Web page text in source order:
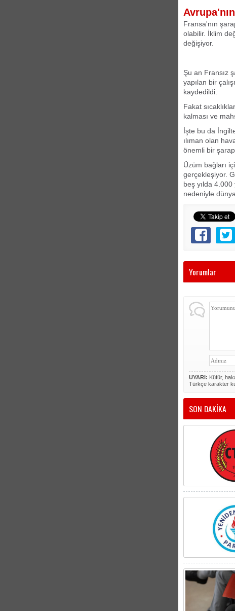
Fransa'nın
olabilir. İklim
değişiyor.
Şu an Fransız
yapılan bir
kaydedildi.
Fakat
kalması ve
İşte bu da
ılıman olan
önemli bir
Üzüm bağları
gerçekleşiyor.
beş yılda
nedeniyle
Yorumlar
UYARI: Küfür,
Türkçe karakter
SON DAKİKA